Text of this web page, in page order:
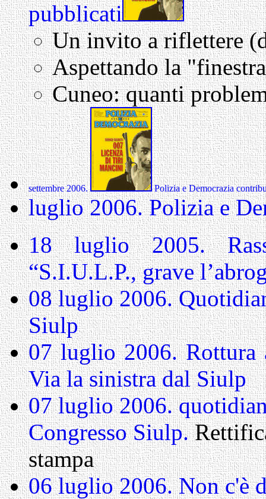
pubblicati
Un invito a riflettere
Aspettando la
Cuneo: quanti
settembre 2006. Polizia e Democrazia
luglio 2006. Polizia e
I
18 luglio 2005.
“S.I.U.L.P., grave
08 luglio 2006.
Siulp
07 luglio 2006.Rottura
Via la sinistra dal Siulp
07 luglio 2006.
Congresso Siulp.
stampa
06 luglio 2006. Non c'è